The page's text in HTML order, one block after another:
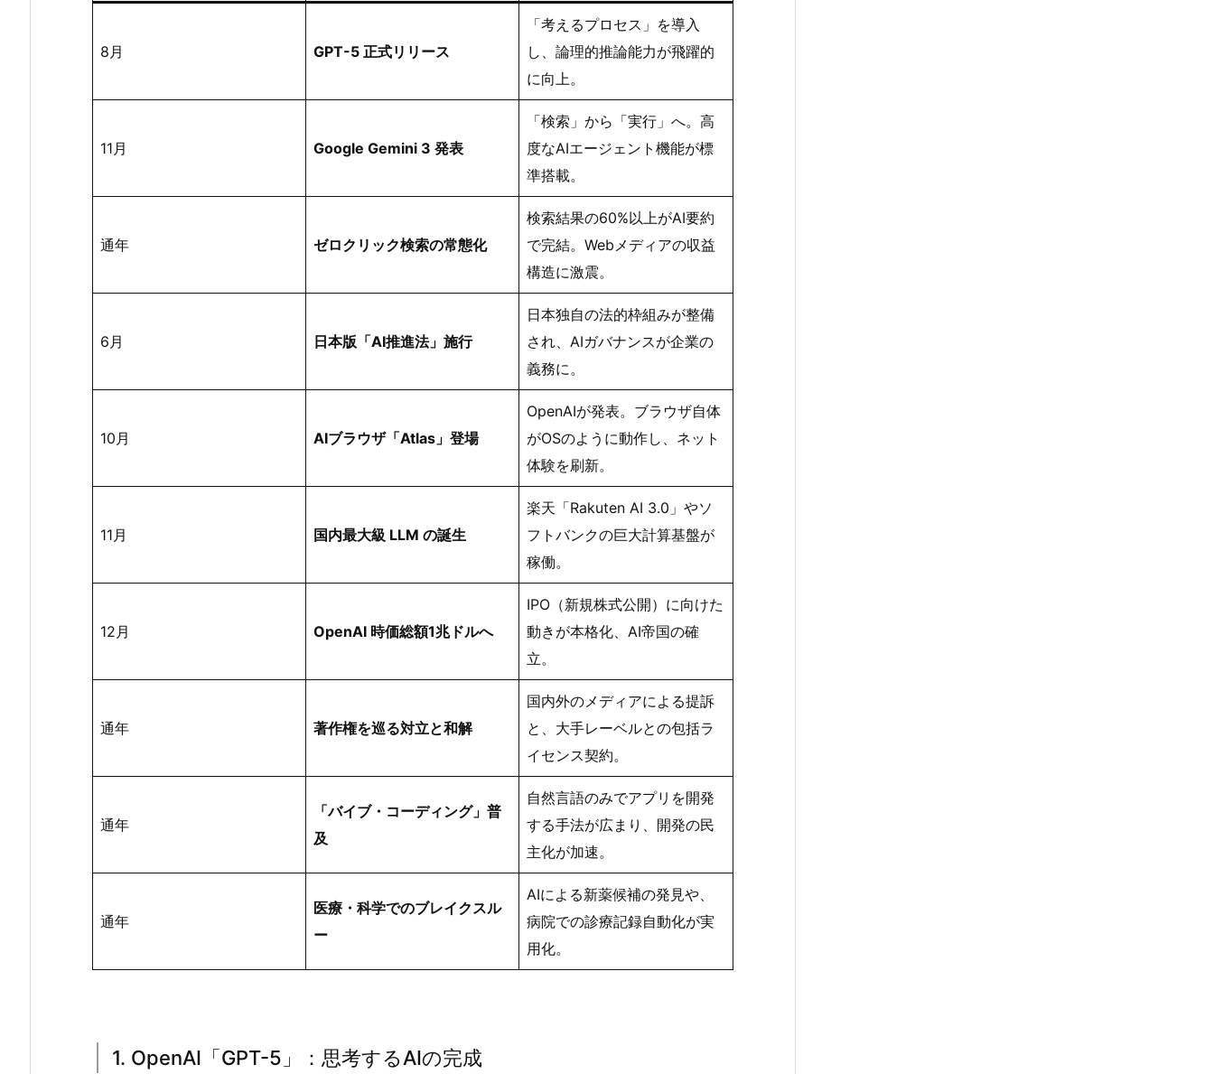
8月 GPT-5 正式リリース
「考えるプロセス」を導入
し、論理的推論能力が飛躍的
に向上。
11月 Google Gemini 3 発表
「検索」から「実行」へ。高
度なAIエージェント機能が標
準搭載。
通年 ゼロクリック検索の常態化
検索結果の60%以上がAI要約
で完結。Webメディアの収益
構造に激震。
6月 日本版「AI推進法」施行
日本独自の法的枠組みが整備
され、AIガバナンスが企業の
義務に。
10月 AIブラウザ「Atlas」登場
OpenAIが発表。ブラウザ自体
がOSのように動作し、ネット
体験を刷新。
11月 国内最大級 LLM の誕生
楽天「Rakuten AI 3.0」やソ
フトバンクの巨大計算基盤が
稼働。
12月 OpenAI 時価総額1兆ドルへ
IPO（新規株式公開）に向けた
動きが本格化、AI帝国の確
立。
通年 著作権を巡る対立と和解
国内外のメディアによる提訴
と、大手レーベルとの包括ラ
イセンス契約。
通年
「バイブ・コーディング」普
及
自然言語のみでアプリを開発
する手法が広まり、開発の民
主化が加速。
通年
医療・科学でのブレイクスル
ー
AIによる新薬候補の発見や、
病院での診療記録自動化が実
用化。
1. OpenAI「GPT-5」：思考するAIの完成